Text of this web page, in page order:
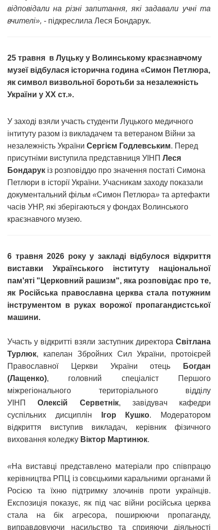
відповідали на різні запитання, які задавали учні та
вчителі», - підкреслила Леся Бондарук.
25 травня в Луцьку у Волинському краєзнавчому
музеї відбулася історична година «Симон Петлюра,
як символ визвольної боротьби за незалежність
України у ХХ ст.».
У заході взяли участь студенти Луцького медичного
інтитуту разом із викладачем та ветераном Війни за
незалежність України Сергієм Годлевським. Перед
присутніми виступила представниця УІНП Леся
Бондарук із розповіддю про значення постаті Симона
Петлюри в історії України. Учасникам заходу показали
документальний фільм «Симон Петлюра» та артефакти
часів УНР, які зберігаються у фондах Волинського
краєзнавчого музею.
6 травня 2026 року у закладі відбулося відкриття
виставки Українського інституту національної
пам'яті "Церковний рашизм", яка розповідає про те,
як Російська православна церква стала потужним
інструментом в руках ворожої пропагандистської
машини.
Участь у відкритті взяли заступник директора Світлана
Турлюк, капелан Збройних Сил України, протоієрей
Православної Церкви України отець
Богдан
(Лащенко), головний спеціаліст Першого
міжрегіонального територіального відділу
УІНПОлексій Серветнік, завідувач кафедри
суспільних дисциплін
Ігор Кушко. Модератором
відкриття виступив викладач, керівник фізичного
виховання коледжу Віктор Мартинюк.
«На виставці представлено матеріали про співпрацю
керівництва РПЦ із совєцькими каральними органами й
Росією та їхню підтримку злочинів проти українців.
Експозиція показує, як під час війни російська церква
стала на бік агресора, поширюючи пропаганду,
виправдовуючи насильство та сприяючи діяльності